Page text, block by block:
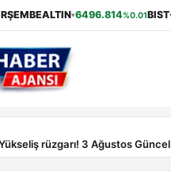
ALTIN▾6496.814%0.01BIST
rüzgarı! 3 Ağustos